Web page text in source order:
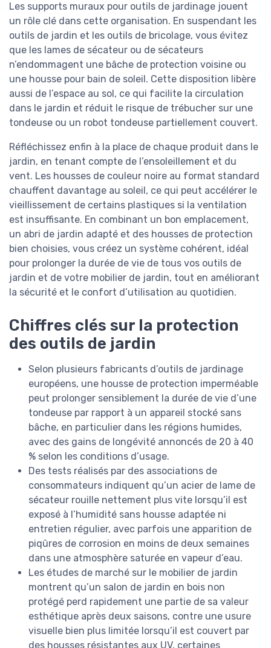
Les supports muraux pour outils de jardinage jouent
un rôle clé dans cette organisation. En suspendant les
outils de jardin et les outils de bricolage, vous évitez
que les lames de sécateur ou de sécateurs
n’endommagent une bâche de protection voisine ou
une housse pour bain de soleil. Cette disposition libère
aussi de l’espace au sol, ce qui facilite la circulation
dans le jardin et réduit le risque de trébucher sur une
tondeuse ou un robot tondeuse partiellement couvert.
Réfléchissez enfin à la place de chaque produit dans le
jardin, en tenant compte de l’ensoleillement et du
vent. Les housses de couleur noire au format standard
chauffent davantage au soleil, ce qui peut accélérer le
vieillissement de certains plastiques si la ventilation
est insuffisante. En combinant un bon emplacement,
un abri de jardin adapté et des housses de protection
bien choisies, vous créez un système cohérent, idéal
pour prolonger la durée de vie de tous vos outils de
jardin et de votre mobilier de jardin, tout en améliorant
la sécurité et le confort d’utilisation au quotidien.
Chiffres clés sur la protection
des outils de jardin
Selon plusieurs fabricants d’outils de jardinage
européens, une housse de protection imperméable
peut prolonger sensiblement la durée de vie d’une
tondeuse par rapport à un appareil stocké sans
bâche, en particulier dans les régions humides,
avec des gains de longévité annoncés de 20 à 40
% selon les conditions d’usage.
Des tests réalisés par des associations de
consommateurs indiquent qu’un acier de lame de
sécateur rouille nettement plus vite lorsqu’il est
exposé à l’humidité sans housse adaptée ni
entretien régulier, avec parfois une apparition de
piqûres de corrosion en moins de deux semaines
dans une atmosphère saturée en vapeur d’eau.
Les études de marché sur le mobilier de jardin
montrent qu’un salon de jardin en bois non
protégé perd rapidement une partie de sa valeur
esthétique après deux saisons, contre une usure
visuelle bien plus limitée lorsqu’il est couvert par
des housses résistantes aux UV, certaines